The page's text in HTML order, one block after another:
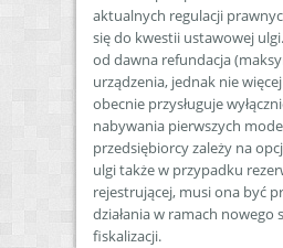
aktualnych regulacji
się do kwestii ustawowej
od dawna refundacja
urządzenia, jednak nie więcej
obecnie przysługuje
nabywania pierwszych
przedsiębiorcy zależy na
ulgi także w przypadku
rejestrującej, musi ona być
działania w ramach nowego
fiskalizacji.